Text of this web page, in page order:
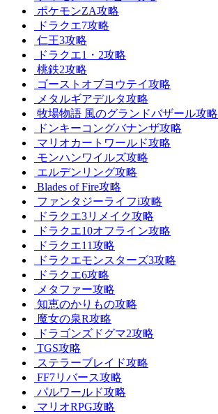
ポケモンZA攻略
ドラクエ7攻略
仁王3攻略
ドラクエ1・2攻略
桃鉄2攻略
ゴーストオブヨウテイ攻略
メタルギアデルタ攻略
牧場物語 風のグランドバザール攻略
ドンキーコングバナンザ攻略
マリオカートワールド攻略
モンハンワイルズ攻略
エルデンリング攻略
Blades of Fire攻略
ファンタジーライフi攻略
ドラクエ3リメイク攻略
ドラクエ10オフライン攻略
ドラクエ11攻略
ドラクエモンスターズ3攻略
ドラクエ6攻略
メタファー攻略
知恵のかりもの攻略
魔女の泉R攻略
ドラゴンズドグマ2攻略
TGS攻略
ステラーブレイド攻略
FF7リバース攻略
パルワールド攻略
マリオRPG攻略